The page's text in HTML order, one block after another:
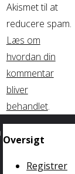
Akismet til at
reducere spam.
Læs om
hvordan din
kommentar
bliver
behandlet.
Oversigt
Registrer